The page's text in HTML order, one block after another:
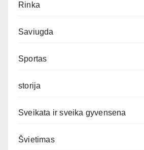
Rinka
Saviugda
Sportas
storija
Sveikata ir sveika gyvensena
Švietimas